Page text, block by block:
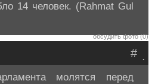
14 человек. (Rahmat Gul
обсудить фото (0)
.
#
молятся перед